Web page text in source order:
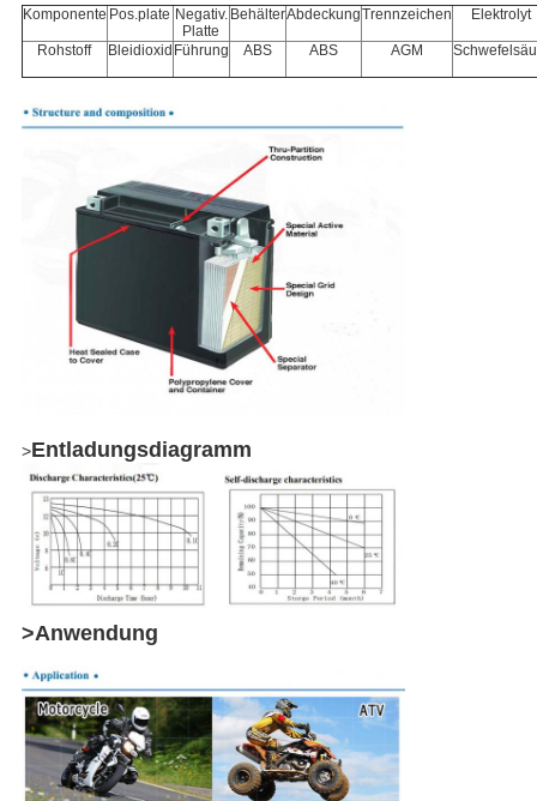
Wir rufen Sie bald zurück!
Komponente Pos.plate Negativ.
Platte
BehälterAbdeckungTrennzeichen Elektrolyt
Rohstoff Bleidioxid Führung ABS ABS AGM
>Entladungsdiagramm
>Anwendung